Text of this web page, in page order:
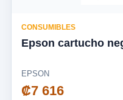
CONSUMIBLES
Epson cartucho
EPSON
₡7 616